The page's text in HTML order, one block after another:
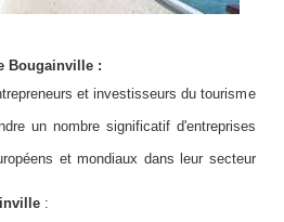
Bougainville :
et investisseurs du tourisme
un nombre significatif d'entreprises
et mondiaux dans leur secteur
: